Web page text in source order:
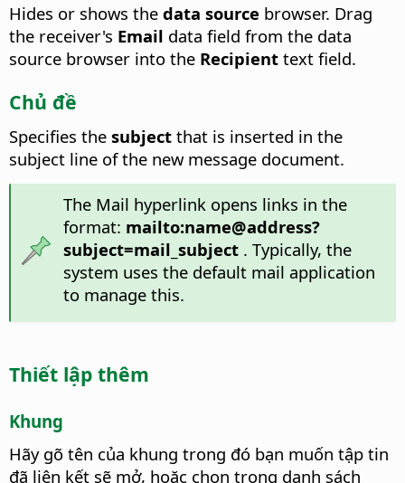
Hides or shows the data source browser. Drag
the receiver's Email data field from the data
source browser into the Recipient text field.
Chủ đề
Specifies the subject that is inserted in the
subject line of the new message document.
The Mail hyperlink opens links in the
format: mailto:name@address?
subject=mail_subject . Typically, the
system uses the default mail application
to manage this.
Thiết lập thêm
Khung
Hãy gõ tên của khung trong đó bạn muốn tập tin
đã liên kết sẽ mở, hoặc chọn trong danh sách